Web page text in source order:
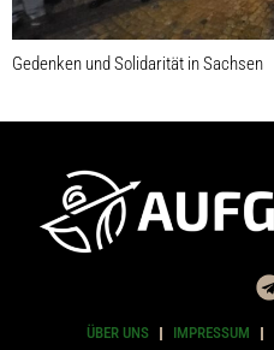
Gedenken und Solidarität in Sachsen
ÜBER UNS IMPRESSUM